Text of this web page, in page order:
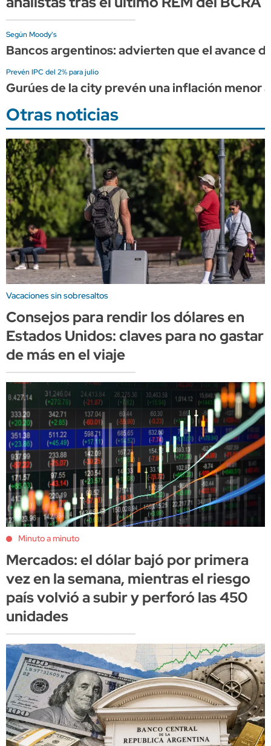
Según Moody's
Bancos argentinos: advierten que el avance
Prevén IPC del 2% para julio
Gurúes de la city prevén una inflación menor
Otras noticias
Vacaciones sin sobresaltos
Consejos para rendir los dólares en
Estados Unidos: claves para no gastar
de más en el viaje
Minuto a minuto
Mercados: el dólar bajó por primera
vez en la semana, mientras el riesgo
país volvió a subir y perforó las 450
unidades